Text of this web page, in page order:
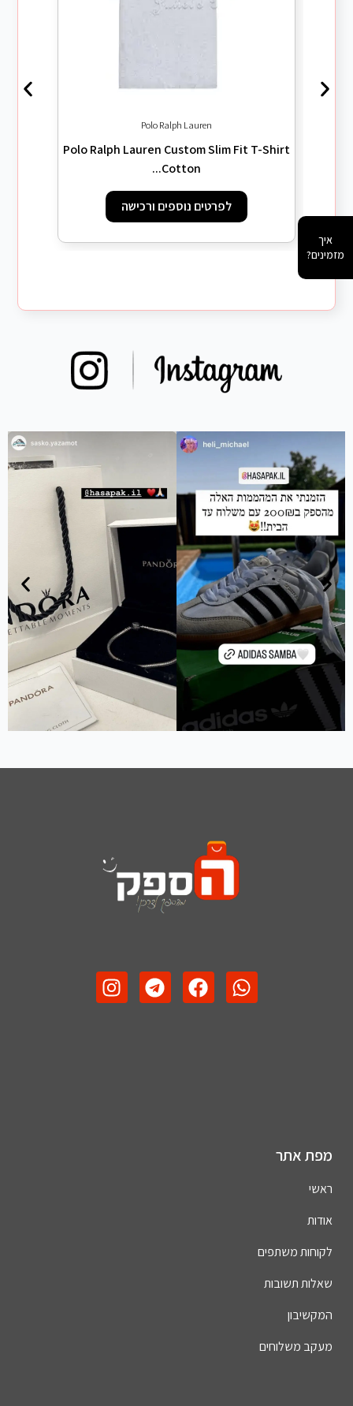
Polo Ralph Lauren
Polo Ralph Lauren Custom Slim Fit T-Shirt
Cotton...
לפרטים נוספים ורכישה
איך
מזמינים?
מפת אתר
ראשי
אודות
לקוחות משתפים
שאלות תשובות
המקשיבון
מעקב משלוחים